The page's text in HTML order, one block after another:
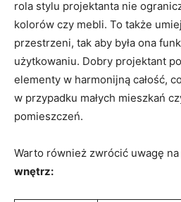
rola stylu projektanta nie
kolorów czy mebli.‍ To także
przestrzeni, tak aby była ona
użytkowaniu. Dobry projektant
elementy w harmonijną‌ całość,
w przypadku⁢ małych ⁣mieszkań
pomieszczeń.
Warto również⁣ zwrócić uwagę na
wnętrz: